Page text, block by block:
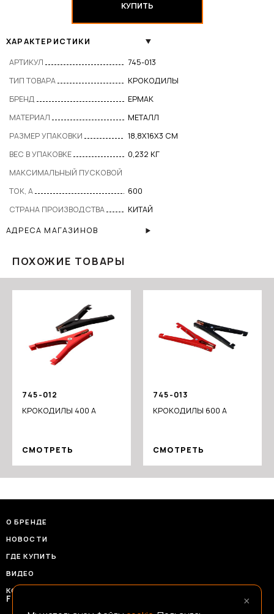
КУПИТЬ
ХАРАКТЕРИСТИКИ
АРТИКУЛ
745-013
ТИП ТОВАРА
КРОКОДИЛЫ
БРЕНД
ЕРМАК
МАТЕРИАЛ
МЕТАЛЛ
РАЗМЕР УПАКОВКИ
18,8Х16Х3 СМ
ВЕС В УПАКОВКЕ
0,232 КГ
МАКСИМАЛЬНЫЙ ПУСКОВОЙ
ТОК, А
600
СТРАНА ПРОИЗВОДСТВА
КИТАЙ
АДРЕСА МАГАЗИНОВ
ПОХОЖИЕ ТОВАРЫ
745-012
КРОКОДИЛЫ 400 А
СМОТРЕТЬ
745-013
КРОКОДИЛЫ 600 А
СМОТРЕТЬ
О БРЕНДЕ
НОВОСТИ
ГДЕ КУПИТЬ
ВИДЕО
КОНТАКТЫ
FRANSHIZAERMAK@CONSTANTA-T.RU ×